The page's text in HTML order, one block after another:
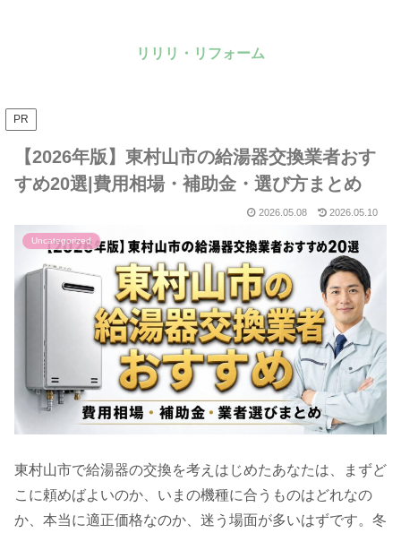
リリリ・リフォーム
PR
【2026年版】東村山市の給湯器交換業者おす
すめ20選|費用相場・補助金・選び方まとめ
2026.05.08 2026.05.10
Uncategorized
東村山市で給湯器の交換を考えはじめたあなたは、まずど
こに頼めばよいのか、いまの機種に合うものはどれなの
か、本当に適正価格なのか、迷う場面が多いはずです。冬